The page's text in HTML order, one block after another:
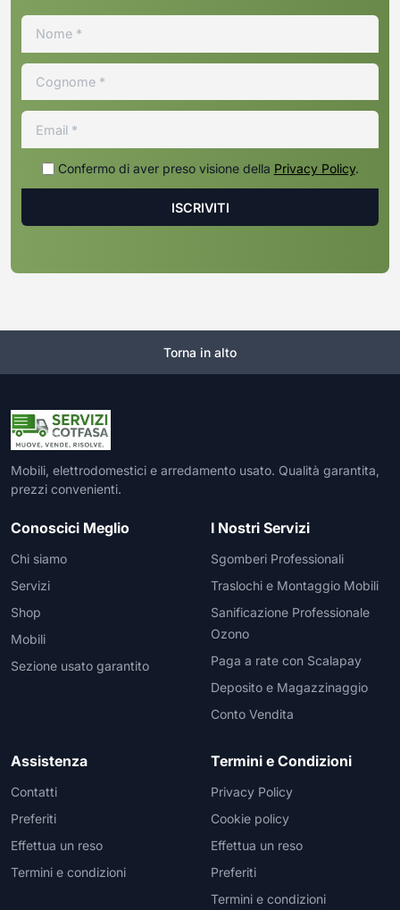
Confermo di aver preso visione della Privacy Policy.
Torna in alto
Mobili, elettrodomestici e arredamento usato. Qualità garantita,
prezzi convenienti.
Conoscici Meglio
Chi siamo
Servizi
Shop
Mobili
Sezione usato garantito
I Nostri Servizi
Sgomberi Professionali
Traslochi e Montaggio Mobili
Sanificazione Professionale
Ozono
Paga a rate con Scalapay
Deposito e Magazzinaggio
Conto Vendita
Assistenza
Contatti
Preferiti
Effettua un reso
Termini e condizioni
Termini e Condizioni
Privacy Policy
Cookie policy
Effettua un reso
Preferiti
Termini e condizioni